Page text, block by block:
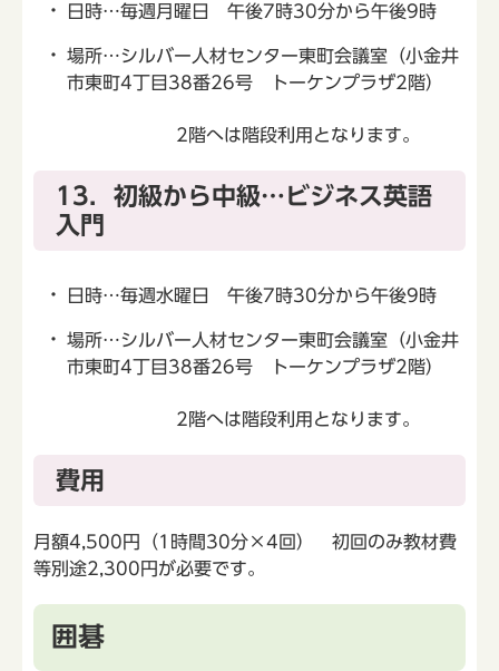
日時…毎週月曜日 午後7時30分から午後9時
場所…シルバー人材センター東町会議室（小金井
市東町4丁目38番26号 トーケンプラザ2階）
2階へは階段利用となります。
13．初級から中級…ビジネス英語
入門
日時…毎週水曜日 午後7時30分から午後9時
場所…シルバー人材センター東町会議室（小金井
市東町4丁目38番26号 トーケンプラザ2階）
2階へは階段利用となります。
費用
月額4,500円（1時間30分×4回） 初回のみ教材費
等別途2,300円が必要です。
囲碁